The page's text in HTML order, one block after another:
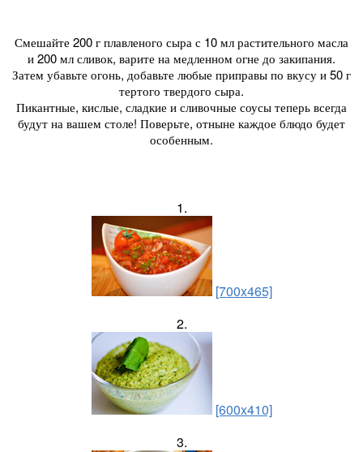
Смешайте 200 г плавленого сыра с 10 мл растительного масла
и 200 мл сливок, варите на медленном огне до закипания.
Затем убавьте огонь, добавьте любые приправы по вкусу и 50 г
тертого твердого сыра.
Пикантные, кислые, сладкие и сливочные соусы теперь всегда
будут на вашем столе! Поверьте, отныне каждое блюдо будет
особенным.
1.
[700x465]
2.
[600x410]
3.